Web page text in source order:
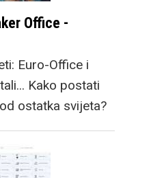
Office -
Euro-Office i
Kako postati
ostatka svijeta?